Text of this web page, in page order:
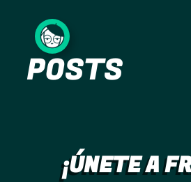
contenido
POSTS
¡ÚNETE A